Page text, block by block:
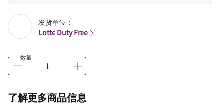
发货单位：
Lotte Duty Free
数量
了解更多商品信息